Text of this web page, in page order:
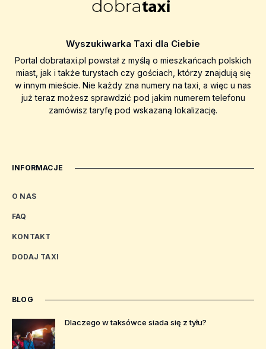
Wyszukiwarka Taxi dla Ciebie
Portal dobrataxi.pl powstał z myślą o mieszkańcach polskich
miast, jak i także turystach czy gościach, którzy znajdują się
w innym mieście. Nie każdy zna numery na taxi, a więc u nas
już teraz możesz sprawdzić pod jakim numerem telefonu
zamówisz taryfę pod wskazaną lokalizację.
INFORMACJE
O NAS
FAQ
KONTAKT
DODAJ TAXI
BLOG
Dlaczego w taksówce siada się z tyłu?